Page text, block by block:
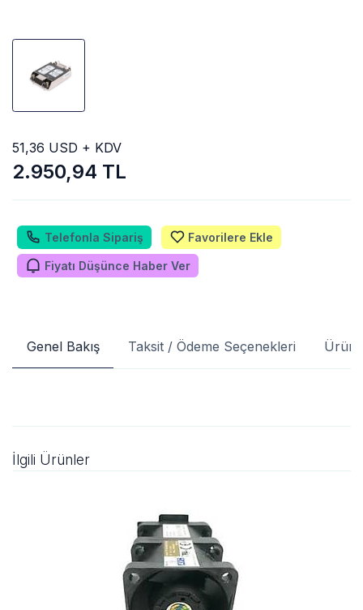
2.950,94 TL
51,36 USD + KDV
Telefonla Sipariş Favorilere Ekle
Fiyatı Düşünce Haber Ver
Genel Bakış Taksit / Ödeme Seçenekleri Ürün
İlgili Ürünler